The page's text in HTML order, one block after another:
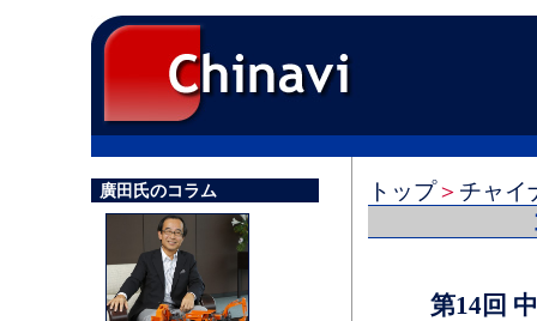
廣田氏のコラム トップ＞ チャイ
第14回